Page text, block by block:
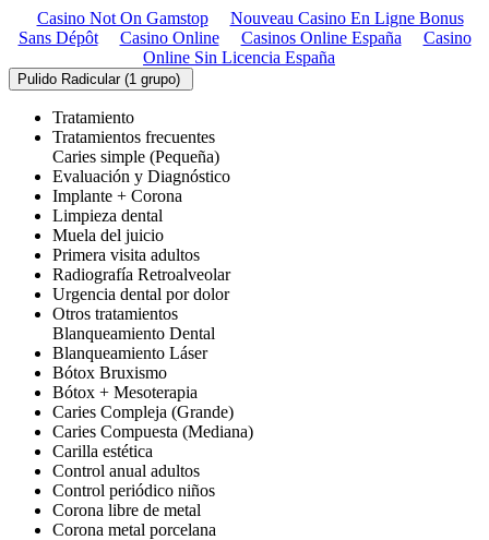
Casino Not On Gamstop
Nouveau Casino En Ligne Bonus
Sans Dépôt
Casino Online Casinos Online España
Casino
Online Sin Licencia España
Pulido Radicular (1 grupo)
Tratamiento
Tratamientos frecuentes
Caries simple (Pequeña)
Evaluación y Diagnóstico
Implante + Corona
Limpieza dental
Muela del juicio
Primera visita adultos
Radiografía Retroalveolar
Urgencia dental por dolor
Otros tratamientos
Blanqueamiento Dental
Blanqueamiento Láser
Bótox Bruxismo
Bótox + Mesoterapia
Caries Compleja (Grande)
Caries Compuesta (Mediana)
Carilla estética
Control anual adultos
Control periódico niños
Corona libre de metal
Corona metal porcelana